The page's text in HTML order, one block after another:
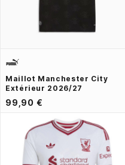
Maillot Manchester City
Extérieur 2026/27
99,90 €